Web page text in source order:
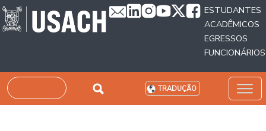
Passar para o conteúdo principal
ESTUDANTES
ACADÊMICOS
EGRESSOS
FUNCIONÁRIOS
Pesquisar TRADUÇÃO